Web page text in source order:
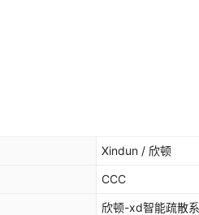
Xindun / 欣顿
CCC
欣顿-xd智能疏散